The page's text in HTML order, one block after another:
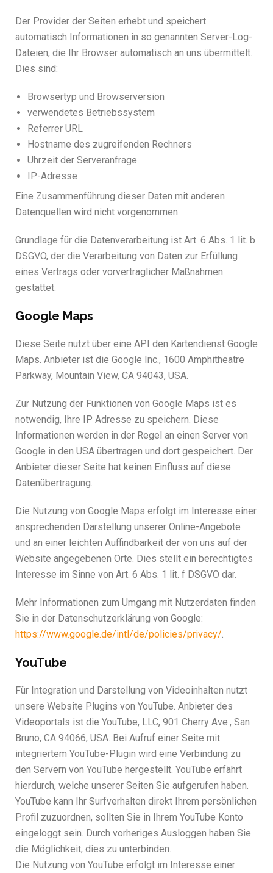
Der Provider der Seiten erhebt und speichert
automatisch Informationen in so genannten Server-Log-
Dateien, die Ihr Browser automatisch an uns übermittelt.
Dies sind:
Browsertyp und Browserversion
verwendetes Betriebssystem
Referrer URL
Hostname des zugreifenden Rechners
Uhrzeit der Serveranfrage
IP-Adresse
Eine Zusammenführung dieser Daten mit anderen
Datenquellen wird nicht vorgenommen.
Grundlage für die Datenverarbeitung ist Art. 6 Abs. 1 lit. b
DSGVO, der die Verarbeitung von Daten zur Erfüllung
eines Vertrags oder vorvertraglicher Maßnahmen
gestattet.
Google Maps
Diese Seite nutzt über eine API den Kartendienst Google
Maps. Anbieter ist die Google Inc., 1600 Amphitheatre
Parkway, Mountain View, CA 94043, USA.
Zur Nutzung der Funktionen von Google Maps ist es
notwendig, Ihre IP Adresse zu speichern. Diese
Informationen werden in der Regel an einen Server von
Google in den USA übertragen und dort gespeichert. Der
Anbieter dieser Seite hat keinen Einfluss auf diese
Datenübertragung.
Die Nutzung von Google Maps erfolgt im Interesse einer
ansprechenden Darstellung unserer Online-Angebote
und an einer leichten Auffindbarkeit der von uns auf der
Website angegebenen Orte. Dies stellt ein berechtigtes
Interesse im Sinne von Art. 6 Abs. 1 lit. f DSGVO dar.
Mehr Informationen zum Umgang mit Nutzerdaten finden
Sie in der Datenschutzerklärung von Google:
https://www.google.de/intl/de/policies/privacy/.
YouTube
Für Integration und Darstellung von Videoinhalten nutzt
unsere Website Plugins von YouTube. Anbieter des
Videoportals ist die YouTube, LLC, 901 Cherry Ave., San
Bruno, CA 94066, USA. Bei Aufruf einer Seite mit
integriertem YouTube-Plugin wird eine Verbindung zu
den Servern von YouTube hergestellt. YouTube erfährt
hierdurch, welche unserer Seiten Sie aufgerufen haben.
YouTube kann Ihr Surfverhalten direkt Ihrem persönlichen
Profil zuzuordnen, sollten Sie in Ihrem YouTube Konto
eingeloggt sein. Durch vorheriges Ausloggen haben Sie
die Möglichkeit, dies zu unterbinden.
Die Nutzung von YouTube erfolgt im Interesse einer